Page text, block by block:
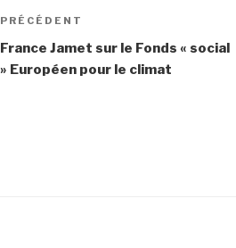
Navigation
de
l’article
Article
précédent
PRÉCÉDENT
France Jamet sur le Fonds « social
» Européen pour le climat